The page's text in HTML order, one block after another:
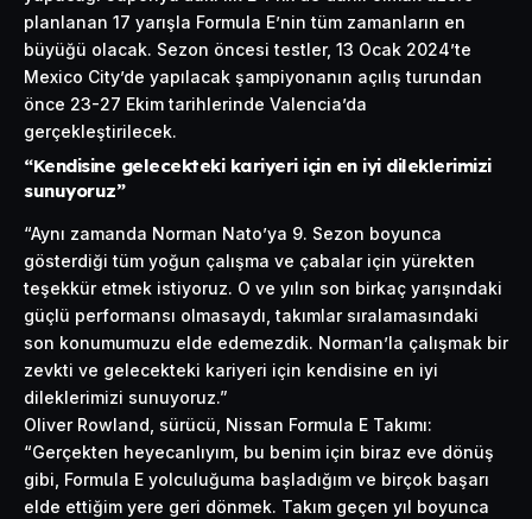
planlanan 17 yarışla Formula E’nin tüm zamanların en
büyüğü olacak. Sezon öncesi testler, 13 Ocak 2024’te
Mexico City’de yapılacak şampiyonanın açılış turundan
önce 23-27 Ekim tarihlerinde Valencia’da
gerçekleştirilecek.
“Kendisine gelecekteki kariyeri için en iyi dileklerimizi
sunuyoruz”
“Aynı zamanda Norman Nato’ya 9. Sezon boyunca
gösterdiği tüm yoğun çalışma ve çabalar için yürekten
teşekkür etmek istiyoruz. O ve yılın son birkaç yarışındaki
güçlü performansı olmasaydı, takımlar sıralamasındaki
son konumumuzu elde edemezdik. Norman’la çalışmak bir
zevkti ve gelecekteki kariyeri için kendisine en iyi
dileklerimizi sunuyoruz.”
Oliver Rowland, sürücü, Nissan Formula E Takımı:
“Gerçekten heyecanlıyım, bu benim için biraz eve dönüş
gibi, Formula E yolculuğuma başladığım ve birçok başarı
elde ettiğim yere geri dönmek. Takım geçen yıl boyunca